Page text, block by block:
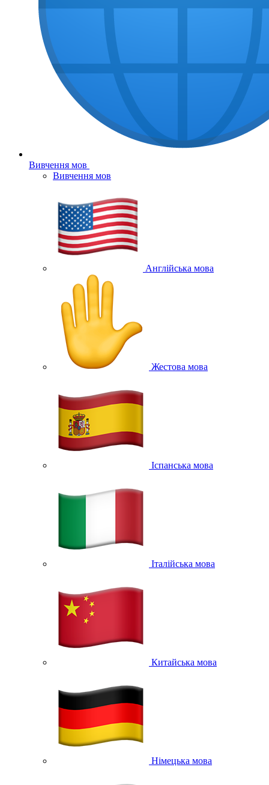
Вивчення мов
Вивчення мов
Англійська мова
Жестова мова
Іспанська мова
Італійська мова
Китайська мова
Німецька мова